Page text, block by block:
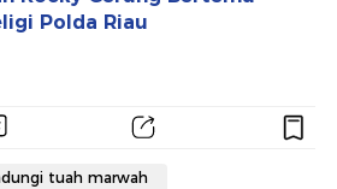
Polda Riau
tuah marwah